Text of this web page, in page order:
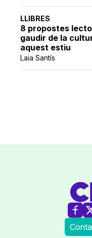
LLIBRES
8 propostes
gaudir de la
aquest estiu
Laia Santís